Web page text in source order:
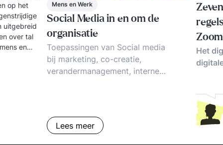
op het
uitgebreid
over tal
en
Mens en Werk
Social Media in en om de
organisatie
Toepassingen van Social media
bij marketing, co-creatie,
verandermanagement, interne
Gedragscodes en de donkere
kant van social media.
Lees meer
Het